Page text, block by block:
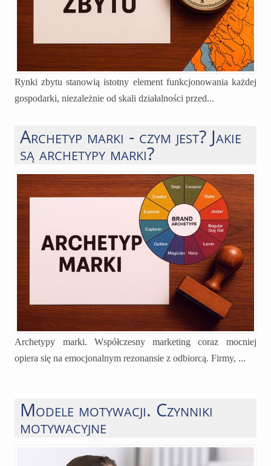
Rynki zbytu stanowią istotny element funkcjonowania każdej
gospodarki, niezależnie od skali działalności przed...
Archetyp marki - czym jest? Jakie
są archetypy marki?
Archetypy marki. Współczesny marketing coraz mocniej
opiera się na emocjonalnym rezonansie z odbiorcą. Firmy, ...
Modele motywacji. Czynniki
motywacyjne